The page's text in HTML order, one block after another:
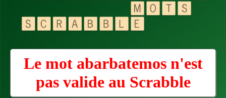
Le mot abarbatemos n'est
pas valide au Scrabble